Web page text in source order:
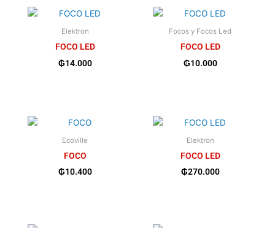
Elektron
FOCO LED
₲14.000
Focos y Focos Led
FOCO LED
₲10.000
Ecoville
FOCO
₲10.400
Elektron
FOCO LED
₲270.000